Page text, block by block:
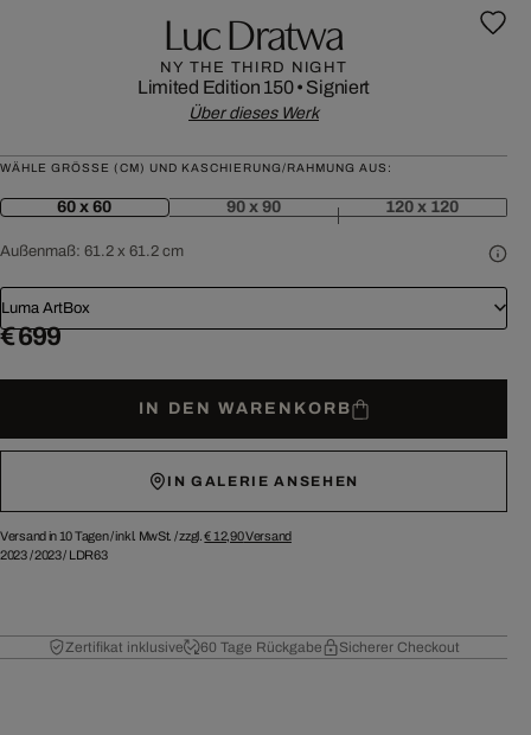
Luc Dratwa
NY THE THIRD NIGHT
Limited Edition 150• Signiert
Über dieses Werk
WÄHLE GRÖSSE (CM) UND KASCHIERUNG/RAHMUNG AUS:
60 x 60 90 x 90 120 x 120
Außenmaß: 61.2 x 61.2 cm
Luma ArtBox
€ 699
IN DEN WARENKORB
IN GALERIE ANSEHEN
Versand in 10 Tagen /inkl. MwSt. / zzgl.€ 12,90Versand
2023/2023/ LDR63
Zertifikat inklusive 60 Tage Rückgabe Sicherer Checkout